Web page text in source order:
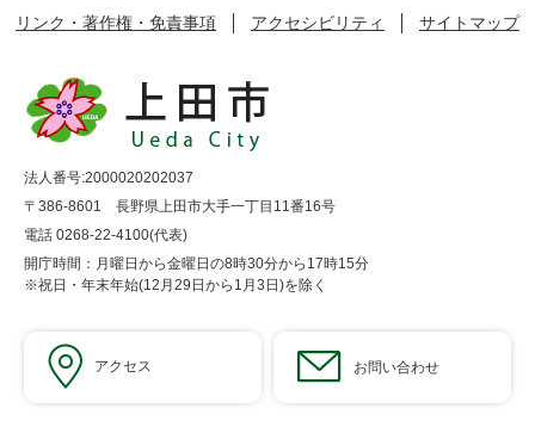
リンク・著作権・免責事項
アクセシビリティ サイトマップ
法人番号:2000020202037
〒386-8601 長野県上田市大手一丁目11番16号
電話 0268-22-4100(代表)
開庁時間：月曜日から金曜日の8時30分から17時15分
※祝日・年末年始(12月29日から1月3日)を除く
アクセス お問い合わせ